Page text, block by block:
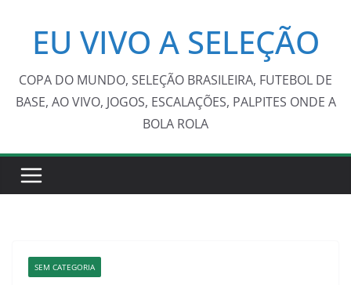
conteúdo
EU VIVO A SELEÇÃO
COPA DO MUNDO, SELEÇÃO BRASILEIRA, FUTEBOL DE
BASE, AO VIVO, JOGOS, ESCALAÇÕES, PALPITES ONDE A
BOLA ROLA
SEM CATEGORIA